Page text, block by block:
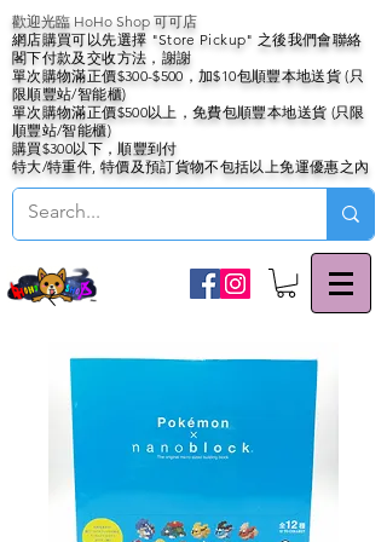
歡迎光臨 HoHo Shop 可可店
網店購買可以先選擇 "Store Pickup" 之後我們會聯絡
閣下付款及交收方法，謝謝
單次購物滿正價$300-$500，加$10包順豐本地送貨 (只
限順豐站/智能櫃)
單次購物滿正價$500以上，免費包順豐本地送貨 (只限
順豐站/智能櫃)
購買$300以下，順豐到付
特大/特重件, 特價及預訂貨物不包括以上免運優惠之內